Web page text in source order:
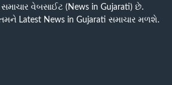
સમાચાર વેબસાઈટ (News in Gujarati) છે.
Latest News in Gujarati સમાચાર મળશે.